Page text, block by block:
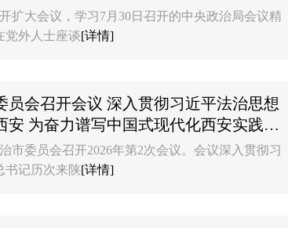
议
扩大会议，学习7月30日召开的中央政治局会议精
党外人士座谈[详情]
员会召开会议 深入贯彻习近平法治思想
安 为奋力谱写中国式现代化西安实践新
障 蒿慧杰主持并讲话 赵璟 李婧出席
市委员会召开2026年第2次会议。会议深入贯彻习
书记历次来陕[详情]